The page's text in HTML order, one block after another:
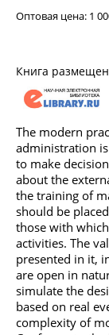
Оптовая цена: 1
Книга
The modern
administration
to make
about the
the training of
should be
those with
activities. The
presented in it,
are open in
simulate the
based on real
complexity of